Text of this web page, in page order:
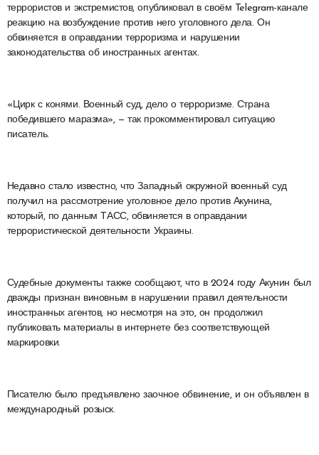
террористов и экстремистов, опубликовал в своём Telegram-канале
реакцию на возбуждение против него уголовного дела. Он
обвиняется в оправдании терроризма и нарушении
законодательства об иностранных агентах.
«Цирк с конями. Военный суд, дело о терроризме. Страна
победившего маразма», — так прокомментировал ситуацию
писатель.
Недавно стало известно, что Западный окружной военный суд
получил на рассмотрение уголовное дело против Акунина,
который, по данным ТАСС, обвиняется в оправдании
террористической деятельности Украины.
Судебные документы также сообщают, что в 2024 году Акунин был
дважды признан виновным в нарушении правил деятельности
иностранных агентов, но несмотря на это, он продолжил
публиковать материалы в интернете без соответствующей
маркировки.
Писателю было предъявлено заочное обвинение, и он объявлен в
международный розыск.